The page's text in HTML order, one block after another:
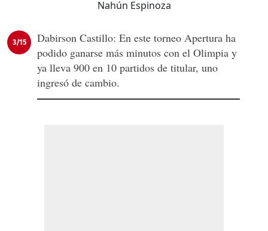
3/15
Dabirson Castillo: En este torneo Apertura ha
podido ganarse más minutos con el Olimpia y
ya lleva 900 en 10 partidos de titular, uno
ingresó de cambio.